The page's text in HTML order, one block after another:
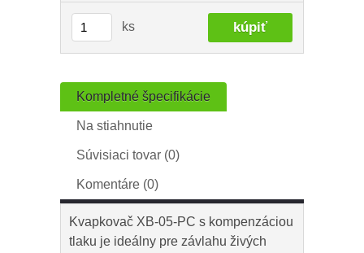
ks
Kompletné špecifikácie
Na stiahnutie
Súvisiaci tovar (0)
Komentáre (0)
Kvapkovač XB-05-PC s kompenzáciou
tlaku je ideálny pre závlahu živých